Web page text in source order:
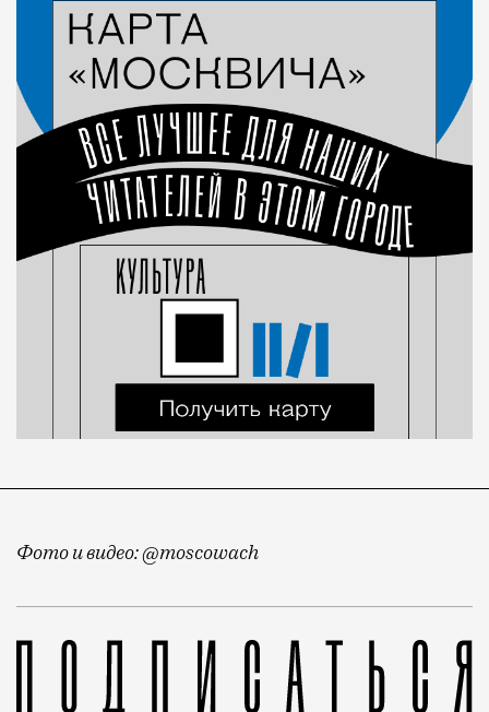
Фото и видео: @moscowach
Продолжаем вести хронику балконов. Недавно мы